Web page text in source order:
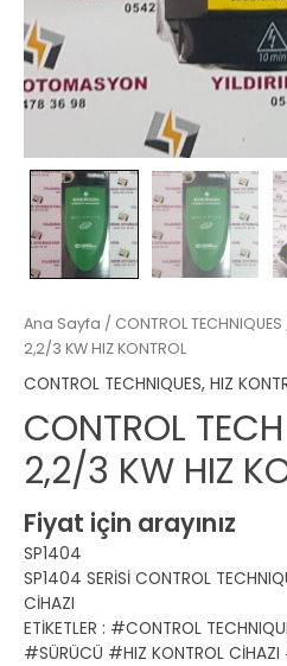
Ana Sayfa / CONTROL TECHNIQUES
2,2/3 KW HIZ KONTROL
CONTROL TECHNIQUES, HIZ
CONTROL
2,2/3 KW HIZ
Fiyat için arayınız
SP1404
SP1404 SERİSİ CONTROL
CİHAZI
ETİKETLER : #CONTROL
#SÜRÜCÜ #HIZ KONTROL CİHAZI